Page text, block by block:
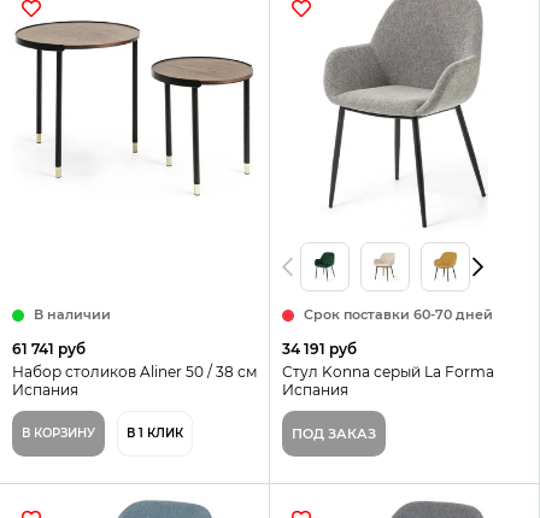
В наличии
61 741 руб
Набор столиков Aliner 50 / 38 см
Испания
В КОРЗИНУ В 1 КЛИК
Срок поставки 60-70 дней
34 191 руб
Стул Konna серый La Forma
Испания
ПОД ЗАКАЗ